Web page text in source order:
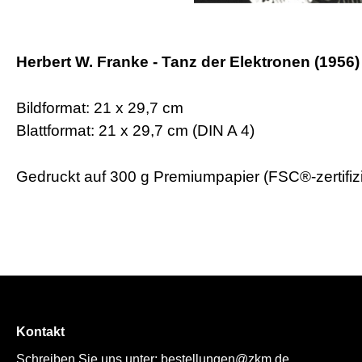
Herbert W. Franke - Tanz der Elektronen (1956)
Bildformat: 21 x 29,7 cm
Blattformat: 21 x 29,7 cm (DIN A 4)
Gedruckt auf 300 g Premiumpapier (FSC®-
Kontakt
Schreiben Sie uns unter: bestellungen@zkm.de